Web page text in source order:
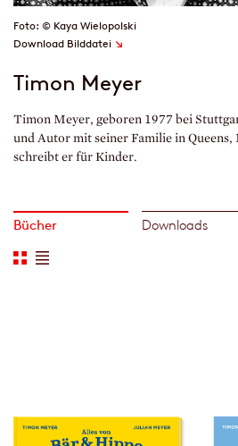
Foto: © Kaya Wielopolski
Download Bilddatei ↘
Timon Meyer
Timon Meyer, geboren 1977 bei
und Autor mit seiner Familie in
schreibt er für Kinder.
Bücher Downloads